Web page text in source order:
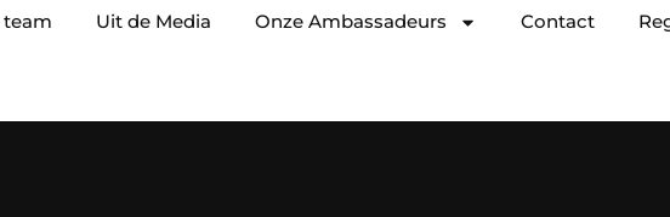
team Uit de Media Onze Ambassadeurs Contact